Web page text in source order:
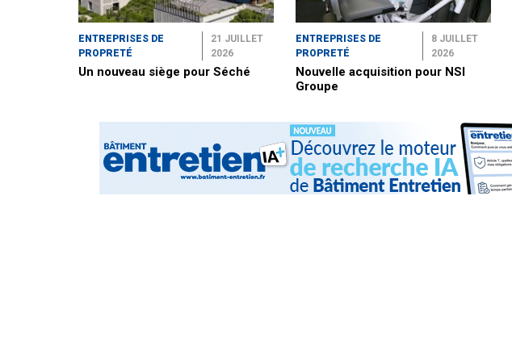
ENTREPRISES DE
PROPRETÉ
21 JUILLET
2026
Un nouveau siège pour Séché
ENTREPRISES DE
PROPRETÉ
8 JUILLET
2026
Nouvelle acquisition pour NSI
Groupe